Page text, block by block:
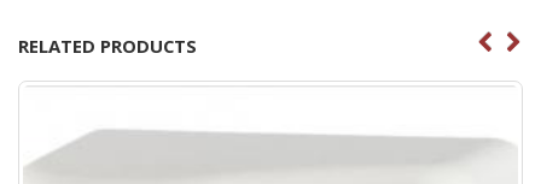
RELATED PRODUCTS